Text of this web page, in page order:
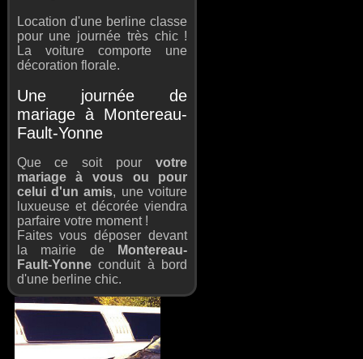
Location d'une berline classe
pour une journée très chic !
La voiture comporte une
décoration florale.
Une journée de
mariage à Montereau-
Fault-Yonne
Que ce soit pourvotre
mariage à vous ou pour
celui d'un amis, une voiture
luxueuse et décorée viendra
parfaire votre moment !
Faites vous déposer devant
la mairie de
Montereau-
Fault-Yonneconduit à bord
d'une berline chic.